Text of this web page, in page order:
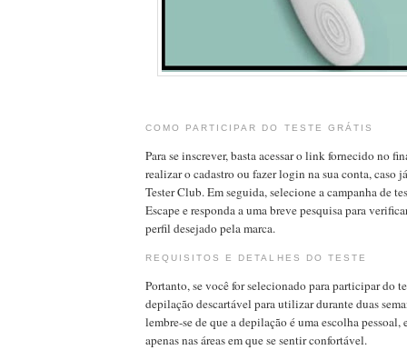
COMO PARTICIPAR DO TESTE GRÁTIS
Para se inscrever, basta acessar o link fornecido no
realizar o cadastro ou fazer login na sua conta, caso
Tester Club. Em seguida, selecione a campanha de
Escape e responda a uma breve pesquisa para
perfil desejado pela marca.
REQUISITOS E DETALHES DO TESTE
Portanto, se você for selecionado para participar do
depilação descartável para utilizar durante duas
lembre-se de que a depilação é uma escolha
apenas nas áreas em que se sentir confortável.